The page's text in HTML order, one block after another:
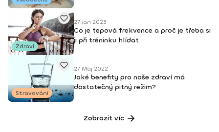
Zdraví
27 Jan 2023
Co je tepová frekvence a proč je třeba si
ji při tréninku hlídat
Stravování
27 Máj 2022
Jaké benefity pro naše zdraví má
dostatečný pitný režim?
Zobrazit víc